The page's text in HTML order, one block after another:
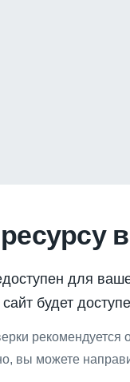
для
будет
рекомендуется
вы можете